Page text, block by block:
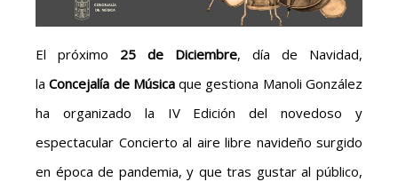
El próximo 25 de Diciembre, día de Navidad,
laConcejalía de Músicaque gestiona Manoli González
ha organizado la IV Edición del novedoso y
espectacular Concierto al aire libre navideño surgido
en época de pandemia, y que tras gustar al público,